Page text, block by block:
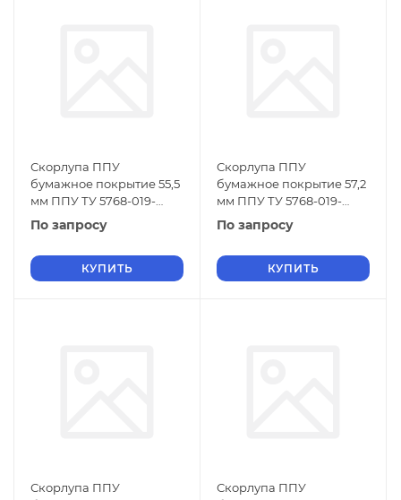
Скорлупа ППУ
бумажное покрытие 55,5
мм ППУ ТУ 5768-019-
01297858-01
По запросу
КУПИТЬ
Скорлупа ППУ
бумажное покрытие 57,2
мм ППУ ТУ 5768-019-
01297858-01
По запросу
КУПИТЬ
Скорлупа ППУ
Скорлупа ППУ